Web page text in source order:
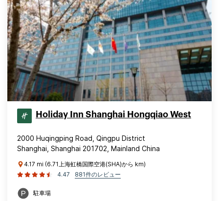
Holiday Inn Shanghai Hongqiao West
2000 Huqingping Road, Qingpu District
Shanghai, Shanghai 201702, Mainland China
4.17 mi (6.71上海虹橋国際空港(SHA)から km)
4.47
881件のレビュー
駐車場